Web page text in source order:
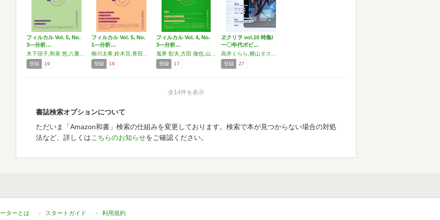
フィルカル Vol. 5, No.
3―分析…
登録 19
フィルカル Vol. 5, No.
1―分析…
登録 16
フィルカル Vol. 4, No.
3―分析…
登録 17
ヱクリヲ vol.10 特集I
一〇年代ポピ…
登録 27
全14件を表示
書誌検索オプションについて
ただいま「Amazon和書」検索の仕組みを変更しております。検索で本が見つからない場合の対処
法など、詳しくはこちらのお知らせをご確認ください。
ターとは スタートガイド 利用規約